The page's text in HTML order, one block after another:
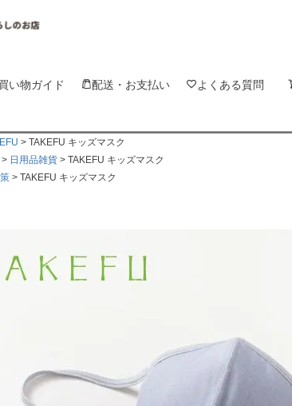
い物ガイド 配送・お支払い よくある質問
TAKEFU キッズマスク
日用品雑貨
TAKEFU キッズマスク
TAKEFU キッズマスク